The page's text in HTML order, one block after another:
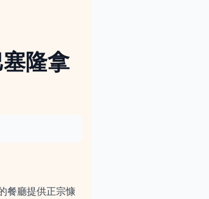
隆拿
餐廳提供正宗慷